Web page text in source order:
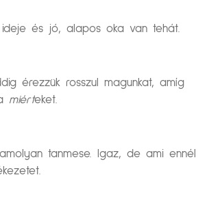
ideje és jó, alapos oka van tehát.
érezzük rosszul magunkat, amíg
miérteket.
tanmese. Igaz, de ami ennél